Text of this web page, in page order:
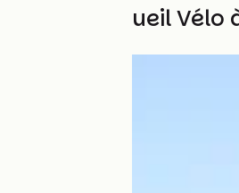
Autres Accueil